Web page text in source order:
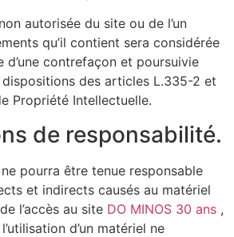
autorisée du site ou de l’un
qu’il contient sera considérée
contrefaçon et poursuivie
des articles L.335-2 et
Propriété Intellectuelle.
de responsabilité.
ne pourra être tenue responsable
et indirects causés au matériel
l’accès au site DO MINOS 30 ans ,
d’un matériel ne